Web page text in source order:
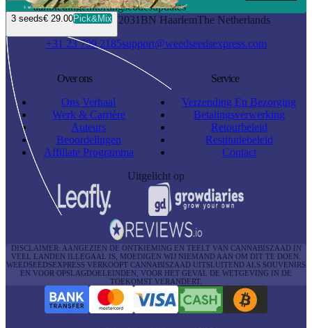
3 seeds€ 29.00Pick&Mix
aanbiedingenkortingscodesupdates
Waarderweg 19 I2031BN HaarlemThe Netherlands
+31 23 799 2185support@weedseedsexpress.com
Over ons
Ons Verhaal
Werk & Carrière
Auteurs
Beoordelingen
Affiliate Programma
Service
Verzending En Bezorging
Betalingsverwerking
Retourbeleid
Restitutiebeleid
Contact
Uitgelicht op
DISCLAIMER: AANGEZIEN DE ONTKIEMING EN TEELT VAN CANNABISZAAD IN
VEEL LANDEN ILLEGAAL IS, MOEDIGEN WIJ NIEMAND AAN OM DIT TE DOEN.
WEEDSEEDSEXPRESS VERKOOPT CANNABISZAAD UITSLUITEND ALS SOUVENIRS
EN VOOR OPSLAGDOELEINDEN, VOOR HET GEVAL DE WETGEVING IN DE
TOEKOMST VERANDERT.